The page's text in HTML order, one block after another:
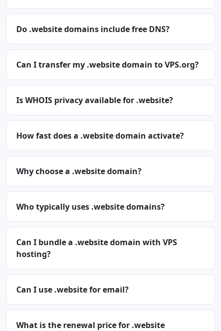
Do .website domains include free DNS?
Can I transfer my .website domain to VPS.org?
Is WHOIS privacy available for .website?
How fast does a .website domain activate?
Why choose a .website domain?
Who typically uses .website domains?
Can I bundle a .website domain with VPS
hosting?
Can I use .website for email?
What is the renewal price for .website